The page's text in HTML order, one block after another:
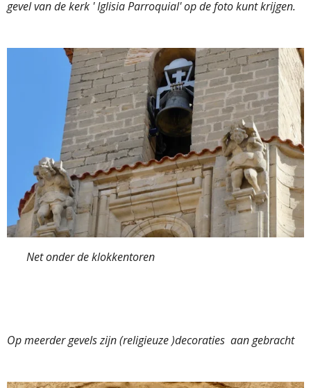
gevel van de kerk ' Iglisia Parroquial' op de foto kunt krijgen.
Net onder de klokkentoren
Op meerder gevels zijn (religieuze )decoraties aan gebracht